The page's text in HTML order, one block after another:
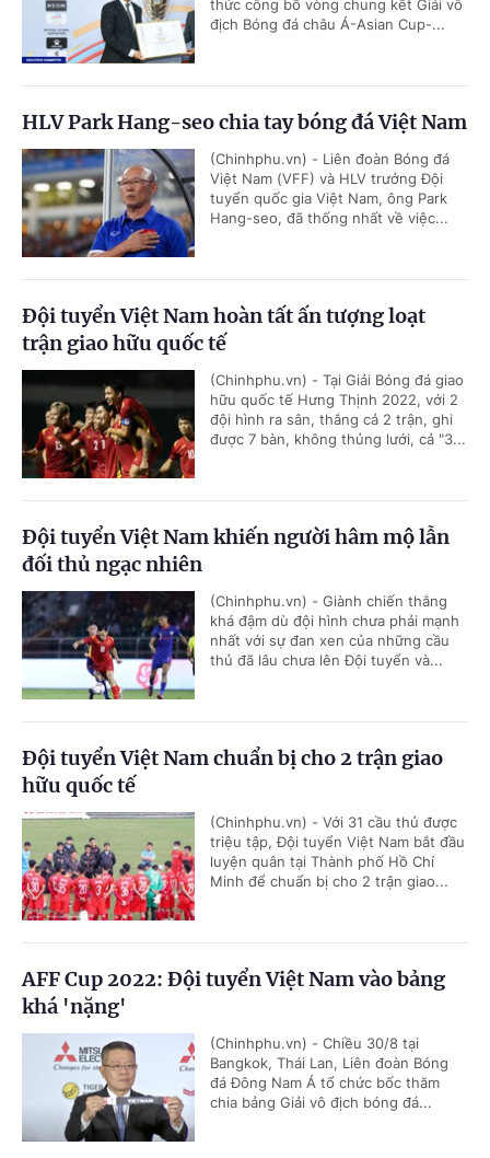
thức công bố vòng chung kết Giải vô
địch Bóng đá châu Á-Asian Cup-...
HLV Park Hang-seo chia tay bóng đá Việt Nam
(Chinhphu.vn) - Liên đoàn Bóng đá
Việt Nam (VFF) và HLV trưởng Đội
tuyển quốc gia Việt Nam, ông Park
Hang-seo, đã thống nhất về việc...
Đội tuyển Việt Nam hoàn tất ấn tượng loạt
trận giao hữu quốc tế
(Chinhphu.vn) - Tại Giải Bóng đá giao
hữu quốc tế Hưng Thịnh 2022, với 2
đội hình ra sân, thắng cả 2 trận, ghi
được 7 bàn, không thủng lưới, cả "3...
Đội tuyển Việt Nam khiến người hâm mộ lẫn
đối thủ ngạc nhiên
(Chinhphu.vn) - Giành chiến thắng
khá đậm dù đội hình chưa phải mạnh
nhất với sự đan xen của những cầu
thủ đã lâu chưa lên Đội tuyển và...
Đội tuyển Việt Nam chuẩn bị cho 2 trận giao
hữu quốc tế
(Chinhphu.vn) - Với 31 cầu thủ được
triệu tập, Đội tuyển Việt Nam bắt đầu
luyện quân tại Thành phố Hồ Chí
Minh để chuẩn bị cho 2 trận giao...
AFF Cup 2022: Đội tuyển Việt Nam vào bảng
khá 'nặng'
(Chinhphu.vn) - Chiều 30/8 tại
Bangkok, Thái Lan, Liên đoàn Bóng
đá Đông Nam Á tổ chức bốc thăm
chia bảng Giải vô địch bóng đá...